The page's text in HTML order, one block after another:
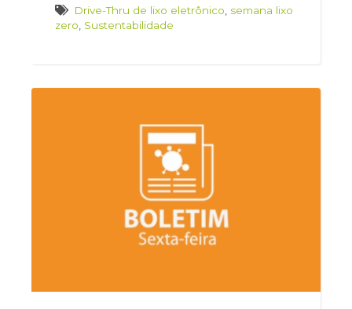
Drive-Thru de lixo eletrônico semana lixo
zero Sustentabilidade